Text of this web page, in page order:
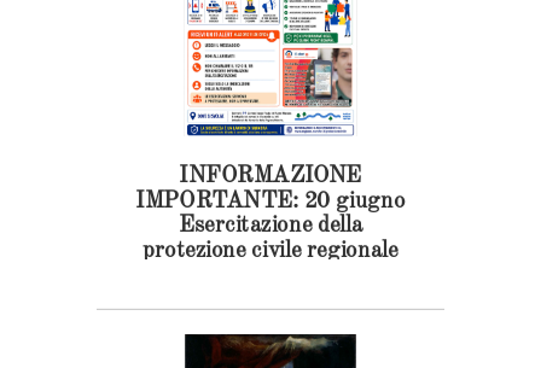
INFORMAZIONE
IMPORTANTE: 20 giugno
Esercitazione della
protezione civile regionale